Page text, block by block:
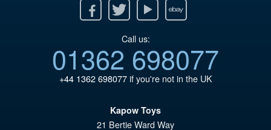
Twitter Youtube Ebay
Call us:
01362 698077
+44 1362 698077if you're not in the UK
Kapow Toys
21 Bertie Ward Way